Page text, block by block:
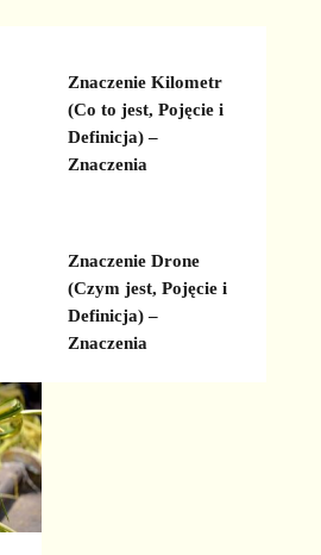
Znaczenie Kilometr
(Co to jest, Pojęcie i
Definicja) –
Znaczenia
Znaczenie Drone
(Czym jest, Pojęcie i
Definicja) –
Znaczenia